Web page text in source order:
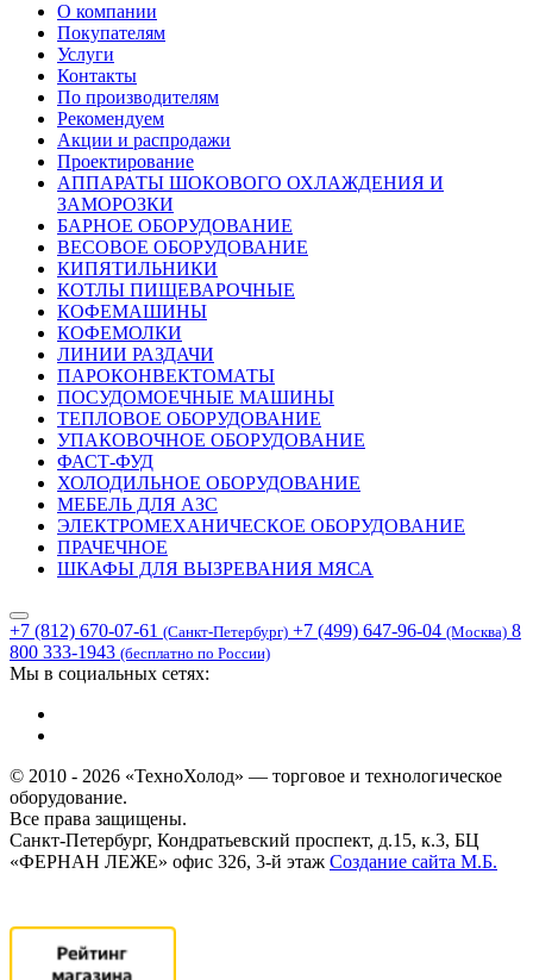
О компании
Покупателям
Услуги
Контакты
По производителям
Рекомендуем
Акции и распродажи
Проектирование
АППАРАТЫ ШОКОВОГО ОХЛАЖДЕНИЯ И
ЗАМОРОЗКИ
БАРНОЕ ОБОРУДОВАНИЕ
ВЕСОВОЕ ОБОРУДОВАНИЕ
КИПЯТИЛЬНИКИ
КОТЛЫ ПИЩЕВАРОЧНЫЕ
КОФЕМАШИНЫ
КОФЕМОЛКИ
ЛИНИИ РАЗДАЧИ
ПАРОКОНВЕКТОМАТЫ
ПОСУДОМОЕЧНЫЕ МАШИНЫ
ТЕПЛОВОЕ ОБОРУДОВАНИЕ
УПАКОВОЧНОЕ ОБОРУДОВАНИЕ
ФАСТ-ФУД
ХОЛОДИЛЬНОЕ ОБОРУДОВАНИЕ
МЕБЕЛЬ ДЛЯ АЗС
ЭЛЕКТРОМЕХАНИЧЕСКОЕ ОБОРУДОВАНИЕ
ПРАЧЕЧНОЕ
ШКАФЫ ДЛЯ ВЫЗРЕВАНИЯ МЯСА
+7 (812) 670-07-61 (Санкт-Петербург) +7 (499) 647-96-04 (Москва) 8
800 333-1943 (бесплатно по России)
Мы в социальных сетях:
© 2010 - 2026 «ТехноХолод» — торговое и технологическое
оборудование.
Все права защищены.
Санкт-Петербург, Кондратьевский проспект, д.15, к.3, БЦ
«ФЕРНАН ЛЕЖЕ» офис 326, 3-й этаж Создание сайта М.Б.